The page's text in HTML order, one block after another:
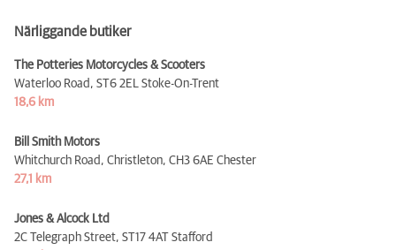
Närliggande butiker
The Potteries Motorcycles & Scooters
Waterloo Road, ST6 2EL Stoke-On-Trent
18,6 km
Bill Smith Motors
Whitchurch Road, Christleton, CH3 6AE Chester
27,1 km
Jones & Alcock Ltd
2C Telegraph Street, ST17 4AT Stafford